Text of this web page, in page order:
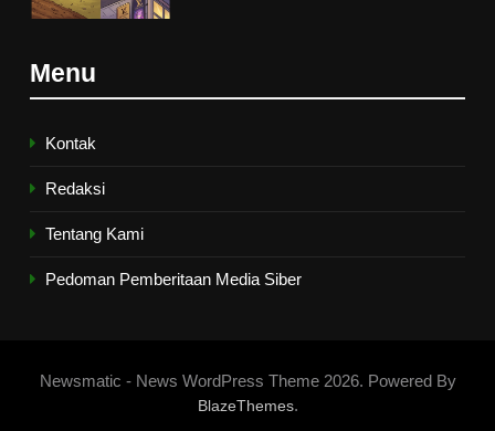
8
HIKMAH
Naluri Takabur; Perasaan
Terancam dan Tipuan Diri
Menu
Kontak
Redaksi
Tentang Kami
Pedoman Pemberitaan Media Siber
Newsmatic - News WordPress Theme 2026. Powered By
BlazeThemes.